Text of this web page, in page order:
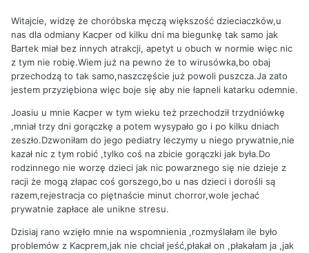
Witajcie, widzę że choróbska męczą większość dzieciaczków,u
nas dla odmiany Kacper od kilku dni ma biegunkę tak samo jak
Bartek miał bez innych atrakcji, apetyt u obuch w normie więc nic
z tym nie robię.Wiem już na pewno że to wirusówka,bo obaj
przechodzą to tak samo,naszczęście już powoli puszcza.Ja zato
jestem przyziębiona więc boje się aby nie łapneli katarku odemnie.
Joasiu u mnie Kacper w tym wieku też przechodził trzydniówkę
,mniał trzy dni gorączkę a potem wysypało go i po kilku dniach
zeszło.Dzwoniłam do jego pediatry leczymy u niego prywatnie,nie
kazał nic z tym robić ,tylko coś na zbicie gorączki jak była.Do
rodzinnego nie worzę dzieci jak nic powarznego się nie dzieje z
racji że mogą złapac coś gorszego,bo u nas dzieci i dorośli są
razem,rejestracja co piętnaście minut chorror,wole jechać
prywatnie zapłace ale unikne stresu.
Dzisiaj rano wzięło mnie na wspomnienia ,rozmyślałam ile było
problemów z Kacprem,jak nie chciał jeść,płakał on ,płakałam ja ,jak